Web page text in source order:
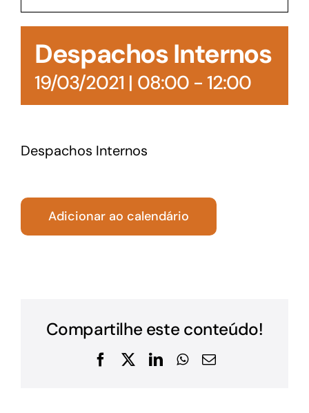
Acesso à Informação
Despachos Internos
19/03/2021 | 08:00- 12:00
Despachos Internos
Adicionar ao calendário
Compartilhe este conteúdo!
Facebook
X LinkedInWhatsApp
E-